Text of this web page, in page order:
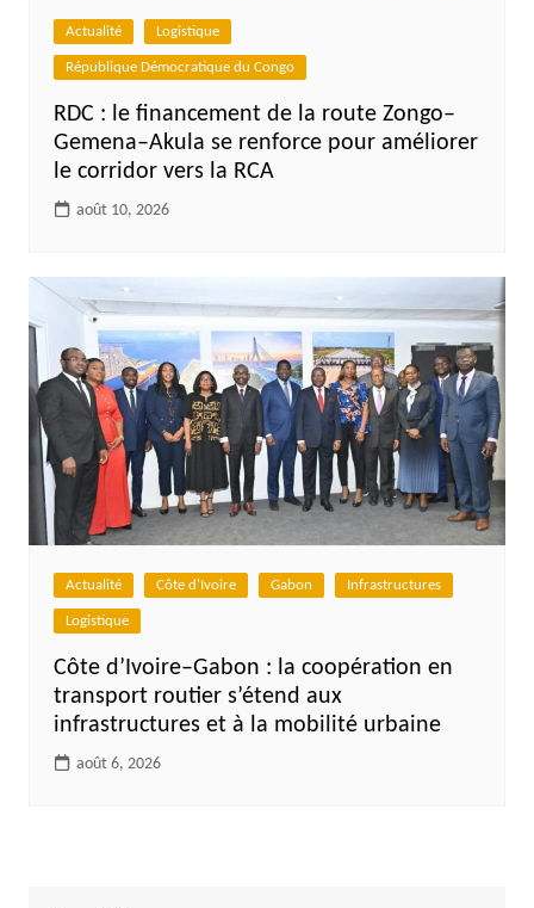
Actualité Logistique
République Démocratique du Congo
RDC : le financement de la route Zongo–
Gemena–Akula se renforce pour améliorer
le corridor vers la RCA
août 10, 2026
Actualité Côte d'Ivoire Gabon Infrastructures
Logistique
Côte d’Ivoire–Gabon : la coopération en
transport routier s’étend aux
infrastructures et à la mobilité urbaine
août 6, 2026